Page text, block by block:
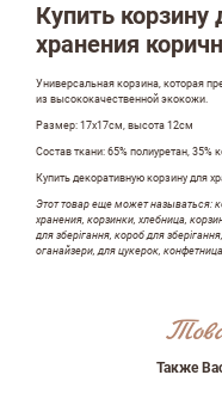
Купить
хранения
Универсальная корзина, которая
из высококачественной экокожи.
Размер: 17х17см, высота 12см
Состав ткани: 65% полиуретан, 35%
Купить декоративную корзину для
Этот товар еще может называться:
хранения, корзинки, хлебница,
для зберігання, короб для
оганайзери, для цукерок,
Также
Оставить отзыв
email